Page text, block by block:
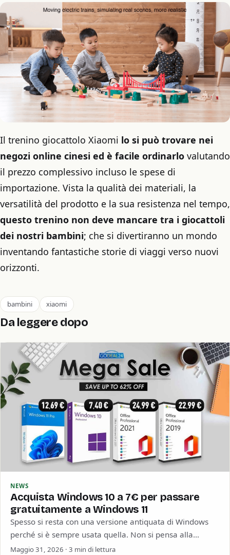
Il trenino giocattolo Xiaomi lo si può trovare nei
negozi online cinesi ed è facile ordinarlo valutando
il prezzo complessivo incluso le spese di
importazione. Vista la qualità dei materiali, la
versatilità del prodotto e la sua resistenza nel tempo,
questo trenino non deve mancare tra i giocattoli
dei nostri bambini; che si divertiranno un mondo
inventando fantastiche storie di viaggi verso nuovi
orizzonti.
bambini xiaomi
Da leggere dopo
NEWS
Acquista Windows 10 a 7€ per passare
gratuitamente a Windows 11
Spesso si resta con una versione antiquata di Windows
perché si è sempre usata quella. Non si pensa alla
sicurezza informatica o…
Maggio 31, 2026 · 3 min di lettura